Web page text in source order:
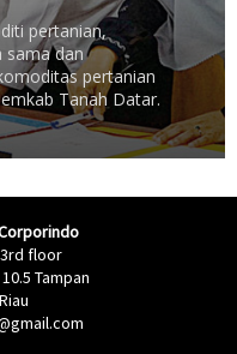
pertanian,
sama dan
pertanian
Tanah Datar.
3rd floor
Tampan